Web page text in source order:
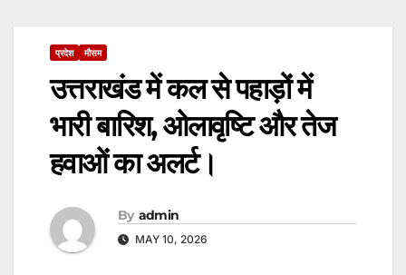
प्रदेश मौसम
उत्तराखंड में कल से पहाड़ों में
भारी बारिश, ओलावृष्टि और तेज
हवाओं का अलर्ट।
By admin
MAY 10, 2026